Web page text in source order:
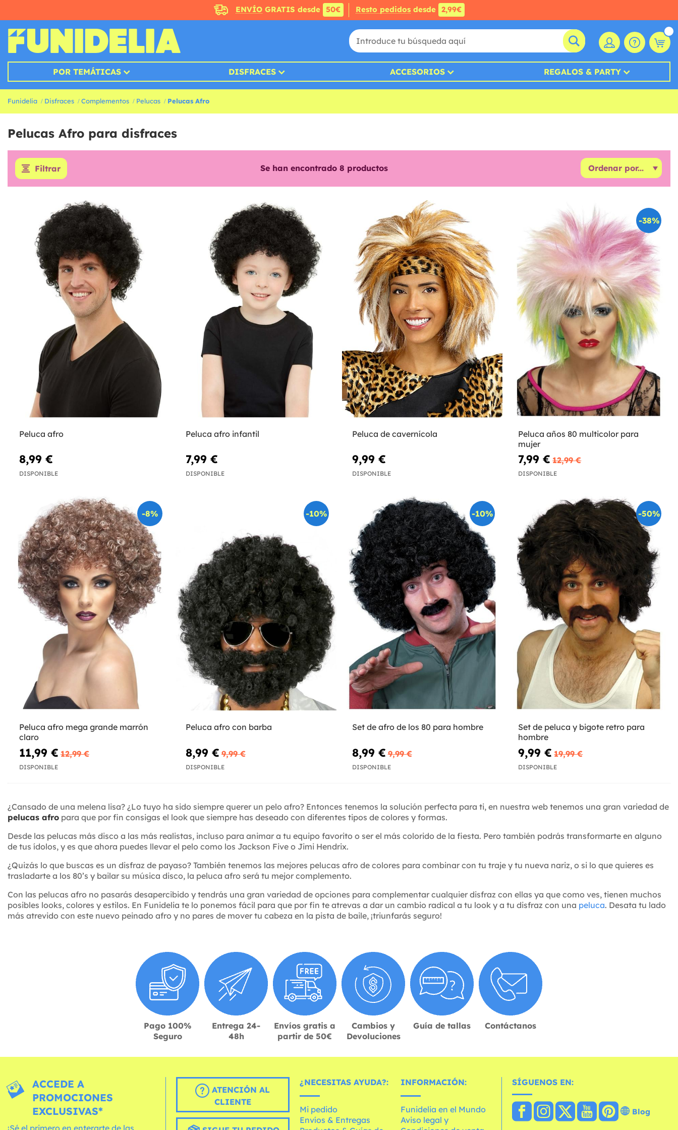
ENVÍOGRATIS desde 50€ Resto pedidosdesde 2,99€
POR TEMÁTICAS DISFRACES ACCESORIOS REGALOS & PARTY
Funidelia Disfraces Complementos Pelucas Pelucas Afro
Pelucas Afro para disfraces
Filtrar Se han encontrado 8 productos
Peluca afro
8,99 €
DISPONIBLE
Peluca afro infantil
7,99 €
DISPONIBLE
Peluca de cavernícola
9,99 €
DISPONIBLE
-38%
Peluca años 80 multicolor para
mujer
7,99 € 12,99 €
DISPONIBLE
-8%
Peluca afro mega grande marrón
claro
11,99 € 12,99 €
DISPONIBLE
-10%
Peluca afro con barba
8,99 € 9,99 €
DISPONIBLE
-10%
Set de afro de los 80 para hombre
8,99 € 9,99 €
DISPONIBLE
-50%
Set de peluca y bigote retro para
hombre
9,99 € 19,99 €
DISPONIBLE
¿Cansado de una melena lisa? ¿Lo tuyo ha sido siempre querer un pelo afro? Entonces tenemos la solución perfecta para ti, en nuestra web tenemos una gran variedad de
pelucas afro para que por fin consigas el look que siempre has deseado con diferentes tipos de colores y formas.
Desde las pelucas más disco a las más realistas, incluso para animar a tu equipo favorito o ser el más colorido de la fiesta. Pero también podrás transformarte en alguno
de tus ídolos, y es que ahora puedes llevar el pelo como los Jackson Five o Jimi Hendrix.
¿Quizás lo que buscas es un disfraz de payaso? También tenemos las mejores pelucas afro de colores para combinar con tu traje y tu nueva nariz, o si lo que quieres es
trasladarte a los 80’s y bailar su música disco, la peluca afro será tu mejor complemento.
Con las pelucas afro no pasarás desapercibido y tendrás una gran variedad de opciones para complementar cualquier disfraz con ellas ya que como ves, tienen muchos
posibles looks, colores y estilos. En Funidelia te lo ponemos fácil para que por fin te atrevas a dar un cambio radical a tu look y a tu disfraz con una peluca. Desata tu lado
más atrevido con este nuevo peinado afro y no pares de mover tu cabeza en la pista de baile, ¡triunfarás seguro!
Pago 100%
Seguro
Entrega 24-
48h
Envíos gratis a
partir de 50€
Cambios y
Devoluciones
Guía de tallas Contáctanos
ACCEDE A
PROMOCIONES
EXCLUSIVAS*
¡Sé el primero en enterarte de las
ATENCIÓN AL
CLIENTE
¿NECESITAS AYUDA?:
Mi pedido
Envíos & Entregas
INFORMACIÓN:
Funidelia en el Mundo
Aviso legal y
SÍGUENOS EN:
Blog